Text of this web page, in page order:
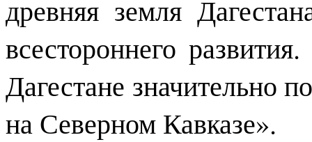
древняя земля
всестороннего
Дагестане значительно
на Северном Кавказе».